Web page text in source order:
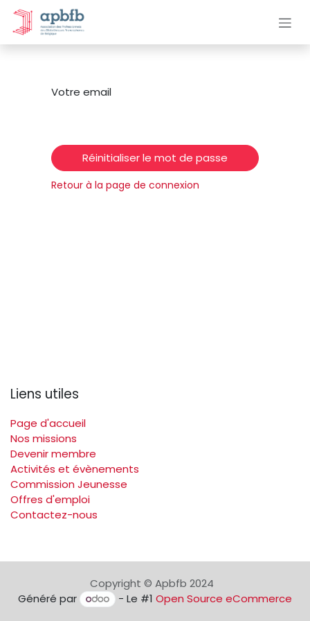
Se rendre au contenu
Votre email
Réinitialiser le mot de passe
Retour à la page de connexion
Liens utiles
Page d'accueil
Nos missions
Devenir membre
Activités et évènements
Commission Jeunesse
Offres d'emploi
Contactez-nous
Copyright © Apbfb 2024
Généré par
- Le #1 Open Source eCommerce